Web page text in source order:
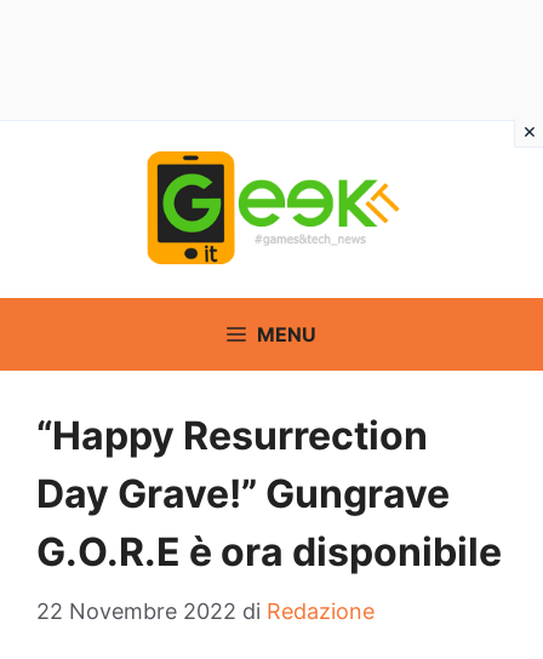
MENU
“Happy Resurrection
Day Grave!” Gungrave
G.O.R.E è ora disponibile
22 Novembre 2022 di Redazione